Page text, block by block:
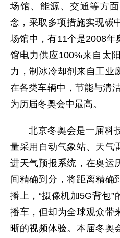
场馆、能源、交通等方
念，采取多项措施实现碳
场馆中，有11个是2008年
馆电力供应100%来自太
力，制冰冷却剂来自工业
在各类车辆中，节能与清
为历届冬奥会中最高。
北京冬奥会是一届科
量采用自动气象站、天气
进天气预报系统，在奥运
间精确到分，将距离精确
播上，“摄像机加5G背包
播车，但却为全球观众带
晰的视频体验。本届冬奥